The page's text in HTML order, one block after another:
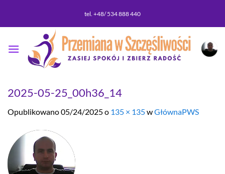
tel. +48/ 534 888 440
2025-05-25_00h36_14
Opublikowano05/24/2025o 135 × 135wGłównaPWS